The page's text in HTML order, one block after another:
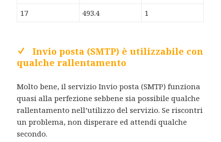
17 493.4 1
Invio posta (SMTP) è utilizzabile con
qualche rallentamento
Molto bene, il servizio Invio posta (SMTP) funziona
quasi alla perfezione sebbene sia possibile qualche
rallentamento nell’utilizzo del servizio. Se riscontri
un problema, non disperare ed attendi qualche
secondo.